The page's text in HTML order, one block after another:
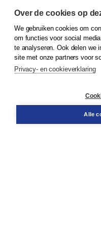
© 2026Koninklijke Boom
Bestellen
Over de cookies op
We gebruiken cookies om
om functies voor social
te analyseren. Ook delen we
site met onze partners voor
Privacy- en cookieverklaring
Alle